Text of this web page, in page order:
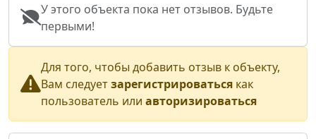
У этого объекта пока нет отзывов. Будьте
первыми!
Для того, чтобы добавить отзыв к объекту,
Вам следуетзарегистрироваться как
пользователь или авторизироваться